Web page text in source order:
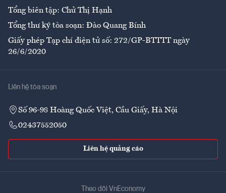
Tổng biên tập: Chử Thị Hạnh
Tổng thư ký tòa soạn: Đào Quang Bính
Giấy phép Tạp chí điện tử số: 272/GP-BTTTT ngày
26/6/2020
Liên hệ tòa soạn
Số 96-98 Hoàng Quốc Việt, Cầu Giấy, Hà Nội
02437552050
Liên hệ quảng cáo
Theo dõi VnEconomy